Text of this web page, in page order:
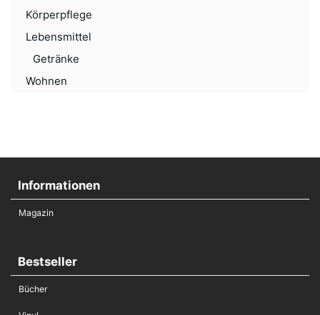
Körperpflege
Lebensmittel
Getränke
Wohnen
Informationen
Magazin
Bestseller
Bücher